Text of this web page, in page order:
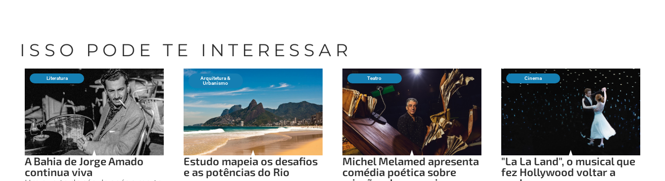
ISSO PODE TE INTERESSAR
Literatura
A Bahia de Jorge Amado
continua viva
Arquitetura &
Urbanismo
Estudo mapeia os desafios
e as potências do Rio
Teatro
Michel Melamed apresenta
comédia poética sobre
Cinema
"La La Land", o musical que
fez Hollywood voltar a